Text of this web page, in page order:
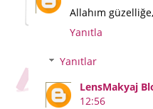
Allahım
Yanıtla
Yanıtlar
LensMakyaj
12:56